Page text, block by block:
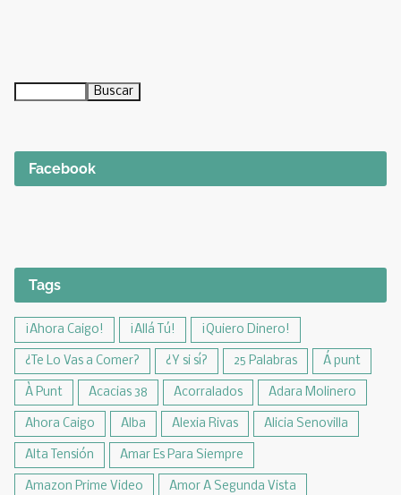
Facebook
Tags
¡Ahora Caigo! ¡Allá Tú! ¡Quiero Dinero!
¿Te Lo Vas a Comer? ¿Y si sí? 25 Palabras Á punt
À Punt Acacias 38 Acorralados Adara Molinero
Ahora Caigo Alba Alexia Rivas Alicia Senovilla
Alta Tensión Amar Es Para Siempre
Amazon Prime Video Amor A Segunda Vista